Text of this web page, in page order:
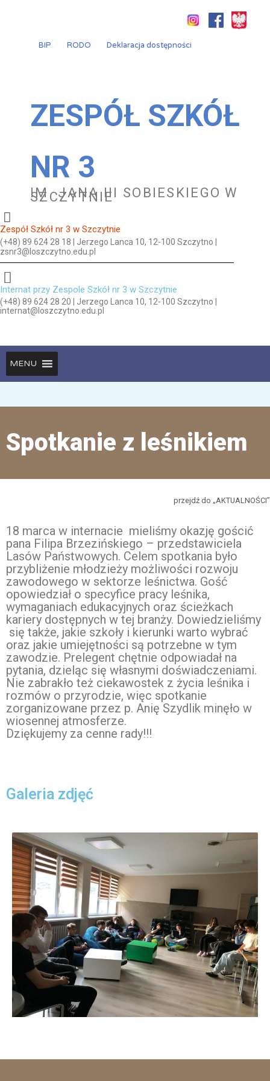
BIP
RODO Deklaracja dostępności
ZESPÓŁ SZKÓŁ
NR 3
IM. JANA III SOBIESKIEGO W
SZCZYTNIE
Zespół Szkół nr 3 w Szczytnie
(+48) 89 624 28 18 | Jerzego Lanca 10, 12-100 Szczytno |
zsnr3@loszczytno.edu.pl
Internat przy Zespole Szkół nr 3 w Szczytnie
(+48) 89 624 28 20 | Jerzego Lanca 10, 12-100 Szczytno |
internat@loszczytno.edu.pl
MENU
Spotkanie z leśnikiem
przejdź do „AKTUALNOŚCI”
18 marca w internacie mieliśmy okazję gościć
pana Filipa Brzezińskiego – przedstawiciela
Lasów Państwowych. Celem spotkania było
przybliżenie młodzieży możliwości rozwoju
zawodowego w sektorze leśnictwa. Gość
opowiedział o specyfice pracy leśnika,
wymaganiach edukacyjnych oraz ścieżkach
kariery dostępnych w tej branży. Dowiedzieliśmy
się także, jakie szkoły i kierunki warto wybrać
oraz jakie umiejętności są potrzebne w tym
zawodzie. Prelegent chętnie odpowiadał na
pytania, dzieląc się własnymi doświadczeniami.
Nie zabrakło też ciekawostek z życia leśnika i
rozmów o przyrodzie, więc spotkanie
zorganizowane przez p. Anię Szydlik minęło w
wiosennej atmosferze.
Dziękujemy za cenne rady!!!
Galeria zdjęć